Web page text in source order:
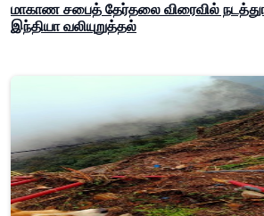
மாகாண சபைத் தேர்தலை விரைவில்
இந்தியா வலியுறுத்தல்